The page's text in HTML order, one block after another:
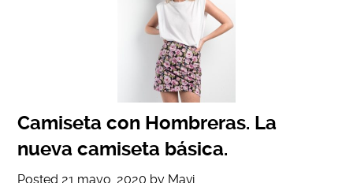
Camiseta con Hombreras. La
nueva camiseta básica.
Posted21 mayo, 2020 by Mavi